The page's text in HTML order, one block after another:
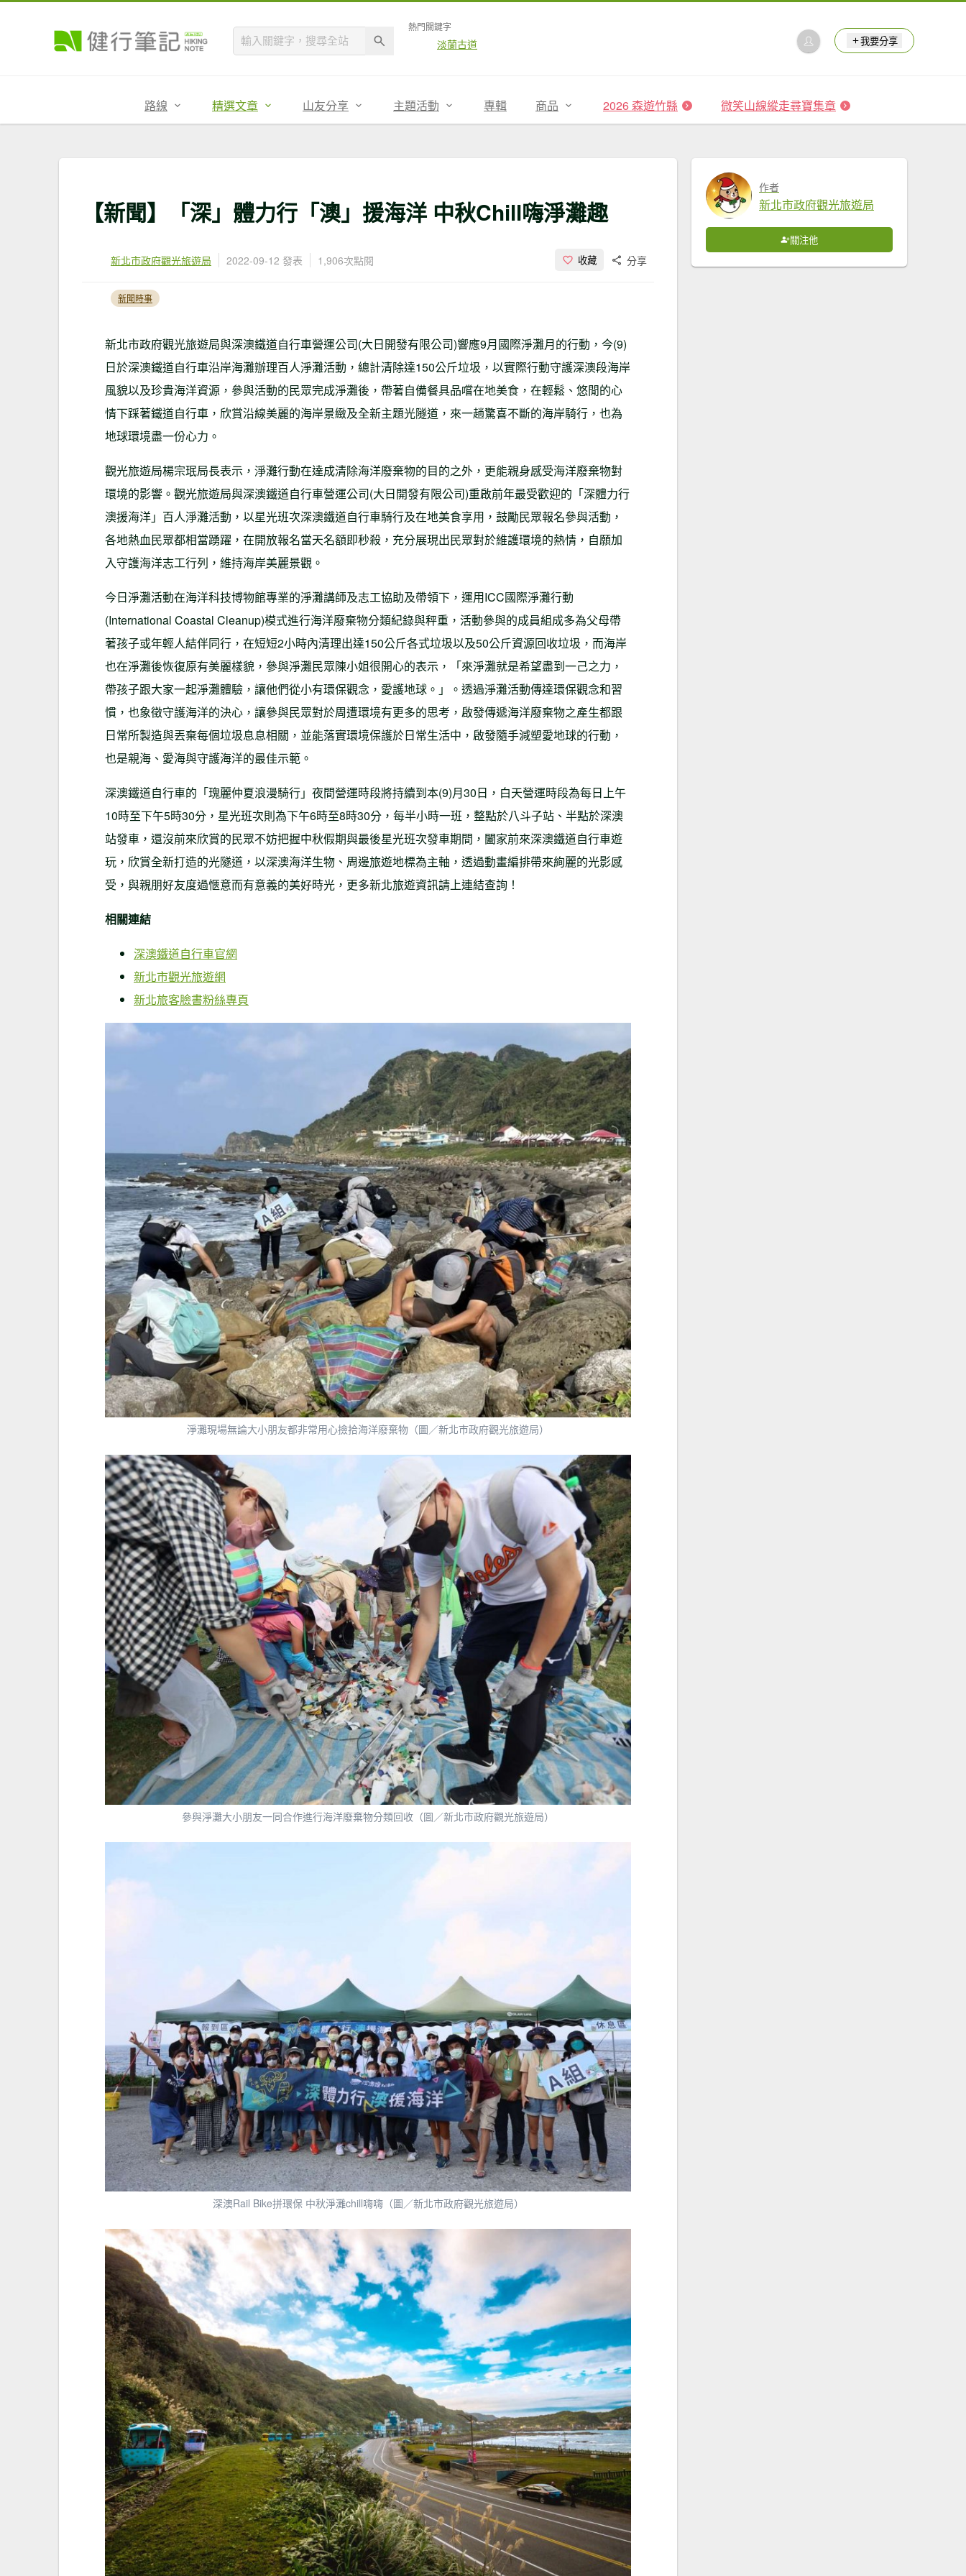
熱門關鍵字
淡蘭古道 我要分享
路線 精選文章 山友分享 主題活動 專輯 商品 2026 森遊竹縣 微笑山線縱走尋寶集章
【新聞】「深」體力行「澳」援海洋 中秋Chill嗨淨灘趣
新北市政府觀光旅遊局 2022-09-12 發表 1,906次點閱 收藏 分享
新聞時事
新北市政府觀光旅遊局與深澳鐵道自行車營運公司(大日開發有限公司)響應9月國際淨灘月的行動，今(9)
日於深澳鐵道自行車沿岸海灘辦理百人淨灘活動，總計清除達150公斤垃圾，以實際行動守護深澳段海岸
風貌以及珍貴海洋資源，參與活動的民眾完成淨灘後，帶著自備餐具品嚐在地美食，在輕鬆、悠閒的心
情下踩著鐵道自行車，欣賞沿線美麗的海岸景緻及全新主題光隧道，來一趟驚喜不斷的海岸騎行，也為
地球環境盡一份心力。
觀光旅遊局楊宗珉局長表示，淨灘行動在達成清除海洋廢棄物的目的之外，更能親身感受海洋廢棄物對
環境的影響。觀光旅遊局與深澳鐵道自行車營運公司(大日開發有限公司)重啟前年最受歡迎的「深體力行
澳援海洋」百人淨灘活動，以星光班次深澳鐵道自行車騎行及在地美食享用，鼓勵民眾報名參與活動，
各地熱血民眾都相當踴躍，在開放報名當天名額即秒殺，充分展現出民眾對於維護環境的熱情，自願加
入守護海洋志工行列，維持海岸美麗景觀。
今日淨灘活動在海洋科技博物館專業的淨灘講師及志工協助及帶領下，運用ICC國際淨灘行動
(International Coastal Cleanup)模式進行海洋廢棄物分類紀錄與秤重，活動參與的成員組成多為父母帶
著孩子或年輕人結伴同行，在短短2小時內清理出達150公斤各式垃圾以及50公斤資源回收垃圾，而海岸
也在淨灘後恢復原有美麗樣貌，參與淨灘民眾陳小姐很開心的表示，「來淨灘就是希望盡到一己之力，
帶孩子跟大家一起淨灘體驗，讓他們從小有環保觀念，愛護地球。」。透過淨灘活動傳達環保觀念和習
慣，也象徵守護海洋的決心，讓參與民眾對於周遭環境有更多的思考，啟發傳遞海洋廢棄物之產生都跟
日常所製造與丟棄每個垃圾息息相關，並能落實環境保護於日常生活中，啟發隨手減塑愛地球的行動，
也是親海、愛海與守護海洋的最佳示範。
深澳鐵道自行車的「瑰麗仲夏浪漫騎行」夜間營運時段將持續到本(9)月30日，白天營運時段為每日上午
10時至下午5時30分，星光班次則為下午6時至8時30分，每半小時一班，整點於八斗子站、半點於深澳
站發車，還沒前來欣賞的民眾不妨把握中秋假期與最後星光班次發車期間，闔家前來深澳鐵道自行車遊
玩，欣賞全新打造的光隧道，以深澳海洋生物、周邊旅遊地標為主軸，透過動畫編排帶來絢麗的光影感
受，與親朋好友度過愜意而有意義的美好時光，更多新北旅遊資訊請上連結查詢！
相關連結
深澳鐵道自行車官網
新北市觀光旅遊網
新北旅客臉書粉絲專頁
淨灘現場無論大小朋友都非常用心撿拾海洋廢棄物（圖／新北市政府觀光旅遊局）
參與淨灘大小朋友一同合作進行海洋廢棄物分類回收（圖／新北市政府觀光旅遊局）
深澳Rail Bike拼環保 中秋淨灘chill嗨嗨（圖／新北市政府觀光旅遊局）
作者
新北市政府觀光旅遊局
關注他